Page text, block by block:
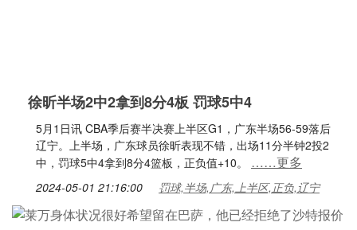
徐昕半场2中2拿到8分4板 罚球5中4
5月1日讯 CBA季后赛半决赛上半区G1，广东半场56-59落后
辽宁。上半场，广东球员徐昕表现不错，出场11分半钟2投2
中，罚球5中4拿到8分4篮板，正负值+10。 ……更多
2024-05-01 21:16:00 罚球,半场,广东,上半区,正负,辽宁